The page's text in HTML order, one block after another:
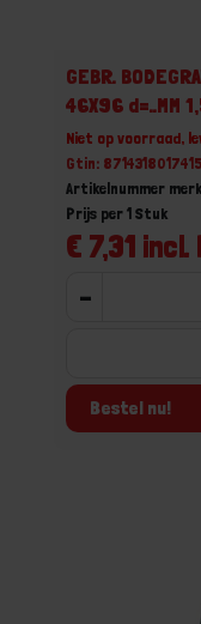
GEBR.
46X96 d=..MM
Niet op voorraad,
Gtin: 8714318017415
Artikelnummer
€ 7,31 incl.
Prijs per 1 Stuk
-
Bestel nu!